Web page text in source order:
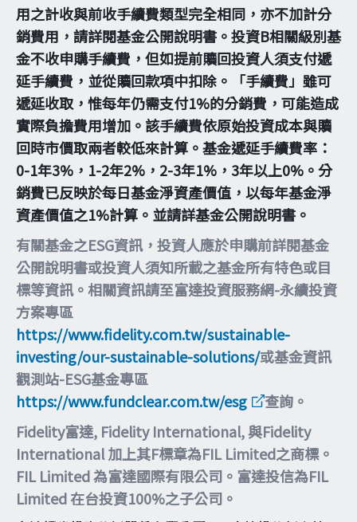
用之計收與前收手續費類型完全相同，亦不加計分
銷費用，請詳閱基金公開說明書。投資B相關級別基
金不收申購手續費，但如提前贖回投資人須支付遞
延手續費，並從贖回款項中扣除。「手續費」雖可
遞延收取，惟每年仍需支付1%的分銷費，可能造成
實際負擔費用增加。該手續費依原始投資成本與贖
回時市價取兩者較低來計算。基金遞延手續費率：
0-1年3%，1-2年2%，2-3年1%，3年以上0%。分
銷費已反映於每日基金淨資產價值，以每年基金淨
資產價值之1%計算。並請詳基金公開說明書。
有關基金之ESG資訊，投資人應於申購前詳閱基金
公開說明書或投資人須知所載之基金所有特色或目
標等資訊。相關資訊請至富達投資服務網-永續投資
方案專區
https://www.fidelity.com.tw/sustainable-
investing/our-sustainable-solutions/或基金資訊
觀測站-ESG基金專區
https://www.fundclear.com.tw/esg
查詢。
Fidelity富達, Fidelity International, 與Fidelity
International 加上其F標章為FIL Limited之商標。
FIL Limited 為富達國際有限公司。富達投信為FIL
Limited 在台投資100%之子公司。